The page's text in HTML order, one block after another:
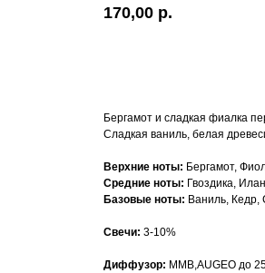
170,00 р.
Бергамот и сладкая фиалка
Сладкая ваниль, белая
Верхние ноты: Бергамот,
Средние ноты: Гвоздика,
Базовые ноты: Ваниль, Кедр,
Свечи: 3-10%
Диффузор: MMB,AUGEO до